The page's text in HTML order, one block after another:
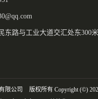
东路与工业大道交汇处东300
限公司 版权所有 Copyright (©)